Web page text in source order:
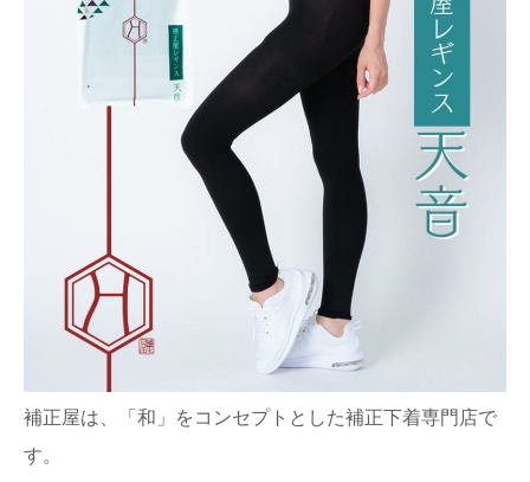
補正屋は、「和」をコンセプトとした補正下着専門店で
す。